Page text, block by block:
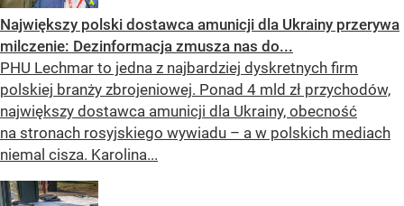
Największy polski dostawca amunicji dla Ukrainy przerywa
milczenie: Dezinformacja zmusza nas do...
PHU Lechmar to jedna z najbardziej dyskretnych firm
polskiej branży zbrojeniowej. Ponad 4 mld zł przychodów,
największy dostawca amunicji dla Ukrainy, obecność
na stronach rosyjskiego wywiadu – a w polskich mediach
niemal cisza. Karolina...